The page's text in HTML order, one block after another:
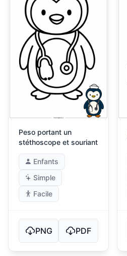
Peso portant un
stéthoscope et souriant
Enfants
Simple
Facile
PNG PDF